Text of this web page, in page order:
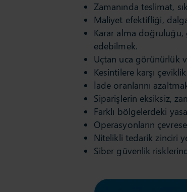
Zamanında teslimat,
Maliyet efektifliği,
Karar alma doğruluğu,
edebilmek.
Uçtan uca görünürlük
Kesintilere karşı
İade oranlarını
Siparişlerin eksiksiz,
Farklı bölgelerdeki
Operasyonların
Nitelikli tedarik zinciri
Siber güvenlik